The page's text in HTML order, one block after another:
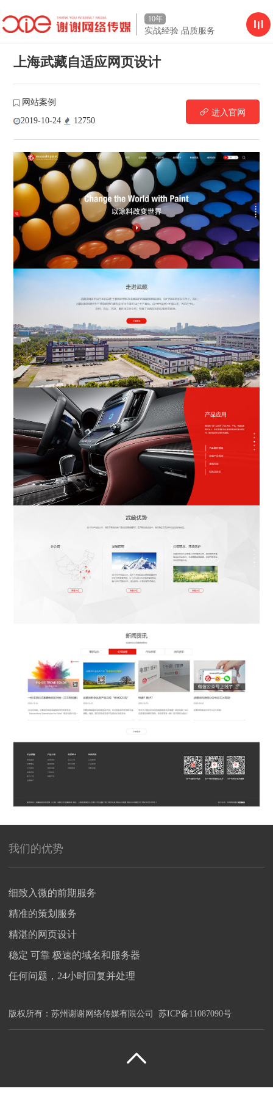
10年
实战经验 品质服务
上海武藏自适应网页设计
网站案例
2019-10-24
12750
进入官网
我们的优势
细致入微的前期服务
精准的策划服务
精湛的网页设计
稳定 可靠 极速的域名和服务器
任何问题，24小时回复并处理
版权所有： 苏州谢谢网络传媒有限公司 苏ICP备11087090号